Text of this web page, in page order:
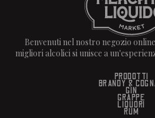
Benvenuti nel nostro negozio
migliori alcolici si unisce a
PRODOTTI
BRANDY &
GIN
GRAPPE
LIQUORI
RUM